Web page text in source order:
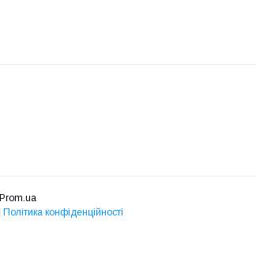
Prom.ua
Політика конфіденційності